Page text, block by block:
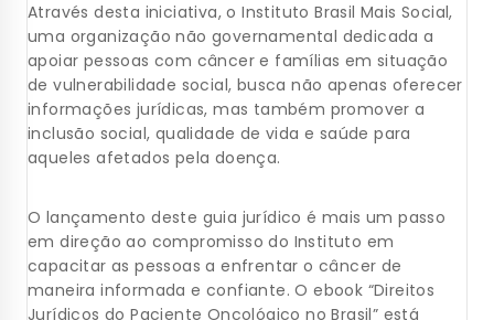
Através desta iniciativa, o Instituto Brasil Mais Social,
uma organização não governamental dedicada a
apoiar pessoas com câncer e famílias em situação
de vulnerabilidade social, busca não apenas oferecer
informações jurídicas, mas também promover a
inclusão social, qualidade de vida e saúde para
aqueles afetados pela doença.
O lançamento deste guia jurídico é mais um passo
em direção ao compromisso do Instituto em
capacitar as pessoas a enfrentar o câncer de
maneira informada e confiante. O ebook “Direitos
Jurídicos do Paciente Oncológico no Brasil” está